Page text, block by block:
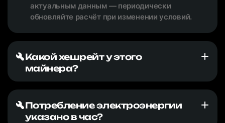
актуальным данным — периодически
обновляйте расчёт при изменении условий.
Какой хешрейт у этого
майнера?
Потребление электроэнергии
указано в час?